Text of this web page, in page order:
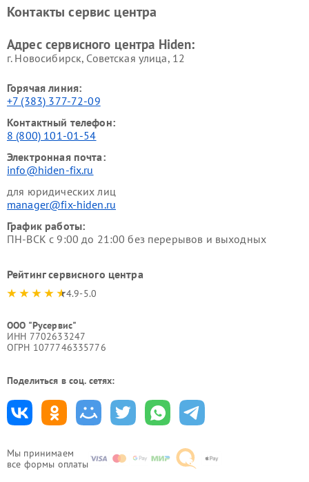
Мы принимаем
все формы оплаты
Контакты сервис центра
Адрес сервисного центра Hiden:
г. Новосибирск, Советская улица, 12
Горячая линия:
+7 (383) 377-72-09
Контактный телефон:
8 (800) 101-01-54
Электронная почта:
info@hiden-fix.ru
для юридических лиц
manager@fix-hiden.ru
График работы:
ПН-ВСК с 9:00 до 21:00 без перерывов и выходных
Рейтинг сервисного центра
4.9-5.0
ООО "Русервис"
ИНН 7702633247
ОГРН 1077746335776
Поделиться в соц. сетях: